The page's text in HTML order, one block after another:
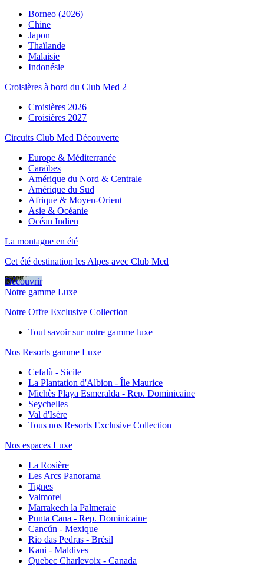
Borneo (2026)
Chine
Japon
Thaïlande
Malaisie
Indonésie
Croisières à bord du Club Med 2
Croisières 2026
Croisières 2027
Circuits Club Med Découverte
Europe & Méditerranée
Caraïbes
Amérique du Nord & Centrale
Amérique du Sud
Afrique & Moyen-Orient
Asie & Océanie
Océan Indien
La montagne en été
Cet été destination les Alpes avec Club Med
Découvrir
Notre gamme Luxe
Notre Offre Exclusive Collection
Tout savoir sur notre gamme luxe
Nos Resorts gamme Luxe
Cefalù - Sicile
La Plantation d'Albion - Île Maurice
Michès Playa Esmeralda - Rep. Dominicaine
Seychelles
Val d'Isère
Tous nos Resorts Exclusive Collection
Nos espaces Luxe
La Rosière
Les Arcs Panorama
Tignes
Valmorel
Marrakech la Palmeraie
Punta Cana - Rep. Dominicaine
Cancún - Mexique
Rio das Pedras - Brésil
Kani - Maldives
Quebec Charlevoix - Canada